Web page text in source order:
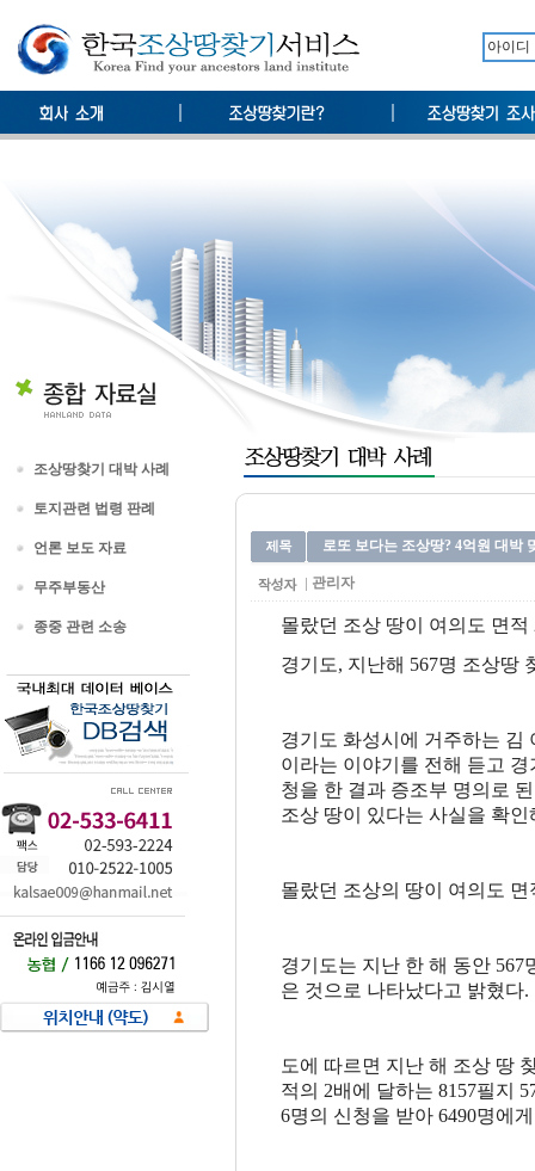
조상땅찾기 대박 사례
토지관련 법령 판례
언론 보도 자료
무주부동산
종중 관련 소송
로또 보다는 조상땅? 4억원 대박
관리자
몰랐던 조상 땅이 여의도 면적
경기도, 지난해 567명 조상땅
경기도 화성시에 거주하는 김
이라는 이야기를 전해 듣고
청을 한 결과 증조부 명의로
조상 땅이 있다는 사실을 확
몰랐던 조상의 땅이 여의도
경기도는 지난 한 해 동안
은 것으로 나타났다고 밝혔다.
도에 따르면 지난 해 조상 땅
적의 2배에 달하는 8157필지
6명의 신청을 받아 6490명에